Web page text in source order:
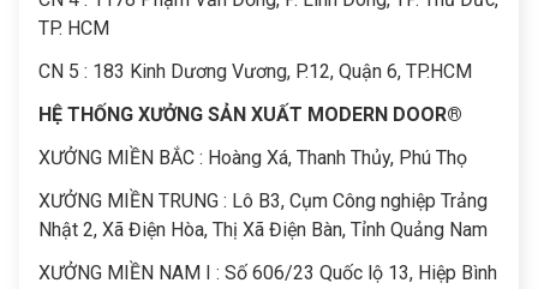
TP. HCM
CN 5 : 183 Kinh Dương Vương, P.12, Quận 6, TP.HCM
HỆ THỐNG XƯỞNG SẢN XUẤT MODERN DOOR®
XƯỞNG MIỀN BẮC : Hoàng Xá, Thanh Thủy, Phú Thọ
XƯỞNG MIỀN TRUNG : Lô B3, Cụm Công nghiệp Trảng
Nhật 2, Xã Điện Hòa, Thị Xã Điện Bàn, Tỉnh Quảng Nam
XƯỞNG MIỀN NAM I : Số 606/23 Quốc lộ 13, Hiệp Bình